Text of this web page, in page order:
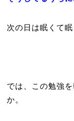
次の日は眠くて
では、この勉強
か。